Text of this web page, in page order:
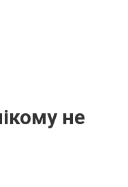
не